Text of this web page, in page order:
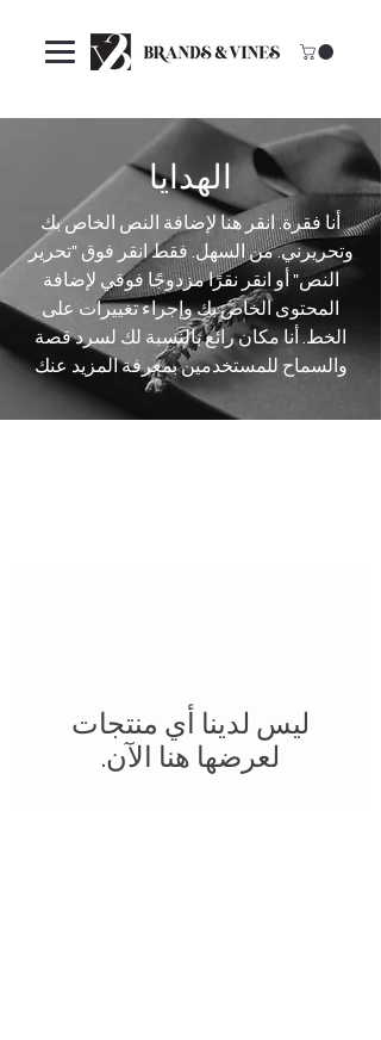
الهدايا
أنا فقرة. انقر هنا لإضافة النص الخاص بك
وتحريرني. من السهل. فقط انقر فوق "تحرير
النص" أو انقر نقرًا مزدوجًا فوقي لإضافة
المحتوى الخاص بك وإجراء تغييرات على
الخط. أنا مكان رائع بالنسبة لك لسرد قصة
والسماح للمستخدمين بمعرفة المزيد عنك
لعرضها هنا الآن.